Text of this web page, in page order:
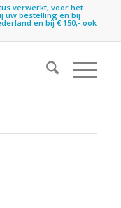
verwerkt, voor het
uw bestelling en bij
en bij € 150,- ook